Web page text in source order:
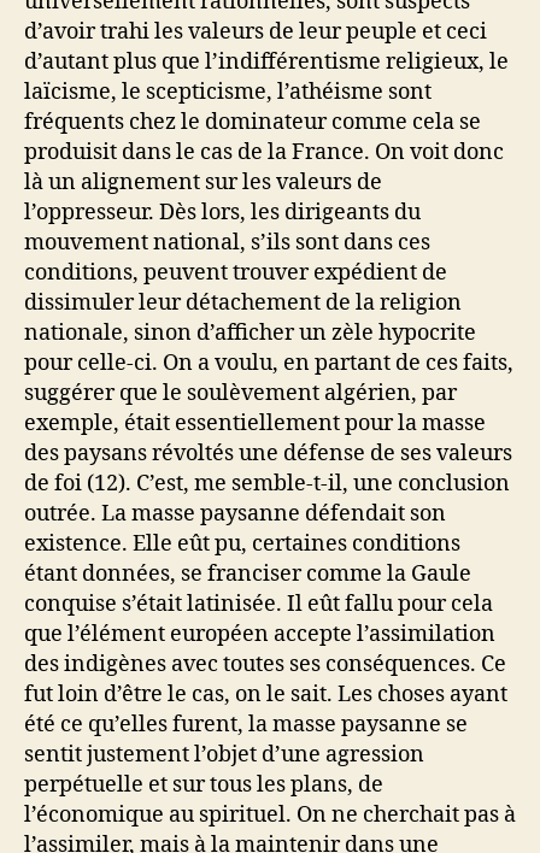
d’avoir trahi les valeurs de leur peuple et ceci
d’autant plus que l’indifférentisme religieux, le
laïcisme, le scepticisme, l’athéisme sont
fréquents chez le dominateur comme cela se
produisit dans le cas de la France. On voit donc
là un alignement sur les valeurs de
l’oppresseur. Dès lors, les dirigeants du
mouvement national, s’ils sont dans ces
conditions, peuvent trouver expédient de
dissimuler leur détachement de la religion
nationale, sinon d’afficher un zèle hypocrite
pour celle-ci. On a voulu, en partant de ces faits,
suggérer que le soulèvement algérien, par
exemple, était essentiellement pour la masse
des paysans révoltés une défense de ses valeurs
de foi (12). C’est, me semble-t-il, une conclusion
outrée. La masse paysanne défendait son
existence. Elle eût pu, certaines conditions
étant données, se franciser comme la Gaule
conquise s’était latinisée. Il eût fallu pour cela
que l’élément européen accepte l’assimilation
des indigènes avec toutes ses conséquences. Ce
fut loin d’être le cas, on le sait. Les choses ayant
été ce qu’elles furent, la masse paysanne se
sentit justement l’objet d’une agression
perpétuelle et sur tous les plans, de
l’économique au spirituel. On ne cherchait pas à
l’assimiler, mais à la maintenir dans une